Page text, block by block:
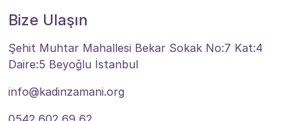
Bize Ulaşın
Şehit Muhtar Mahallesi Bekar Sokak No:7 Kat:4
Daire:5 Beyoğlu İstanbul
info@kadinzamani.org